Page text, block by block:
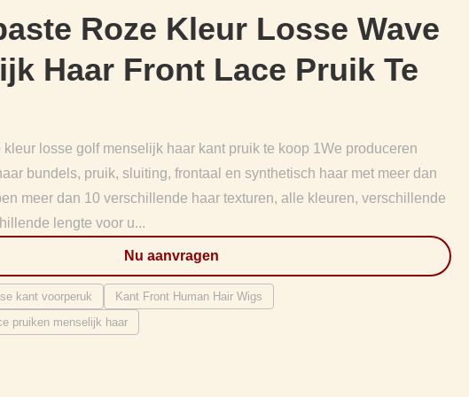
Roze Kleur Losse Wave
Haar Front Lace Pruik Te
kleur losse golf menselijk haar kant pruik te koop 1We produceren
bundels, pruik, sluiting, frontaal en synthetisch haar met meer dan
meer dan 10 verschillende haar texturen, alle kleuren, verschillende
lengte voor u...
Nu aanvragen
kant voorperuk
Kant Front Human Hair Wigs
pruiken menselijk haar